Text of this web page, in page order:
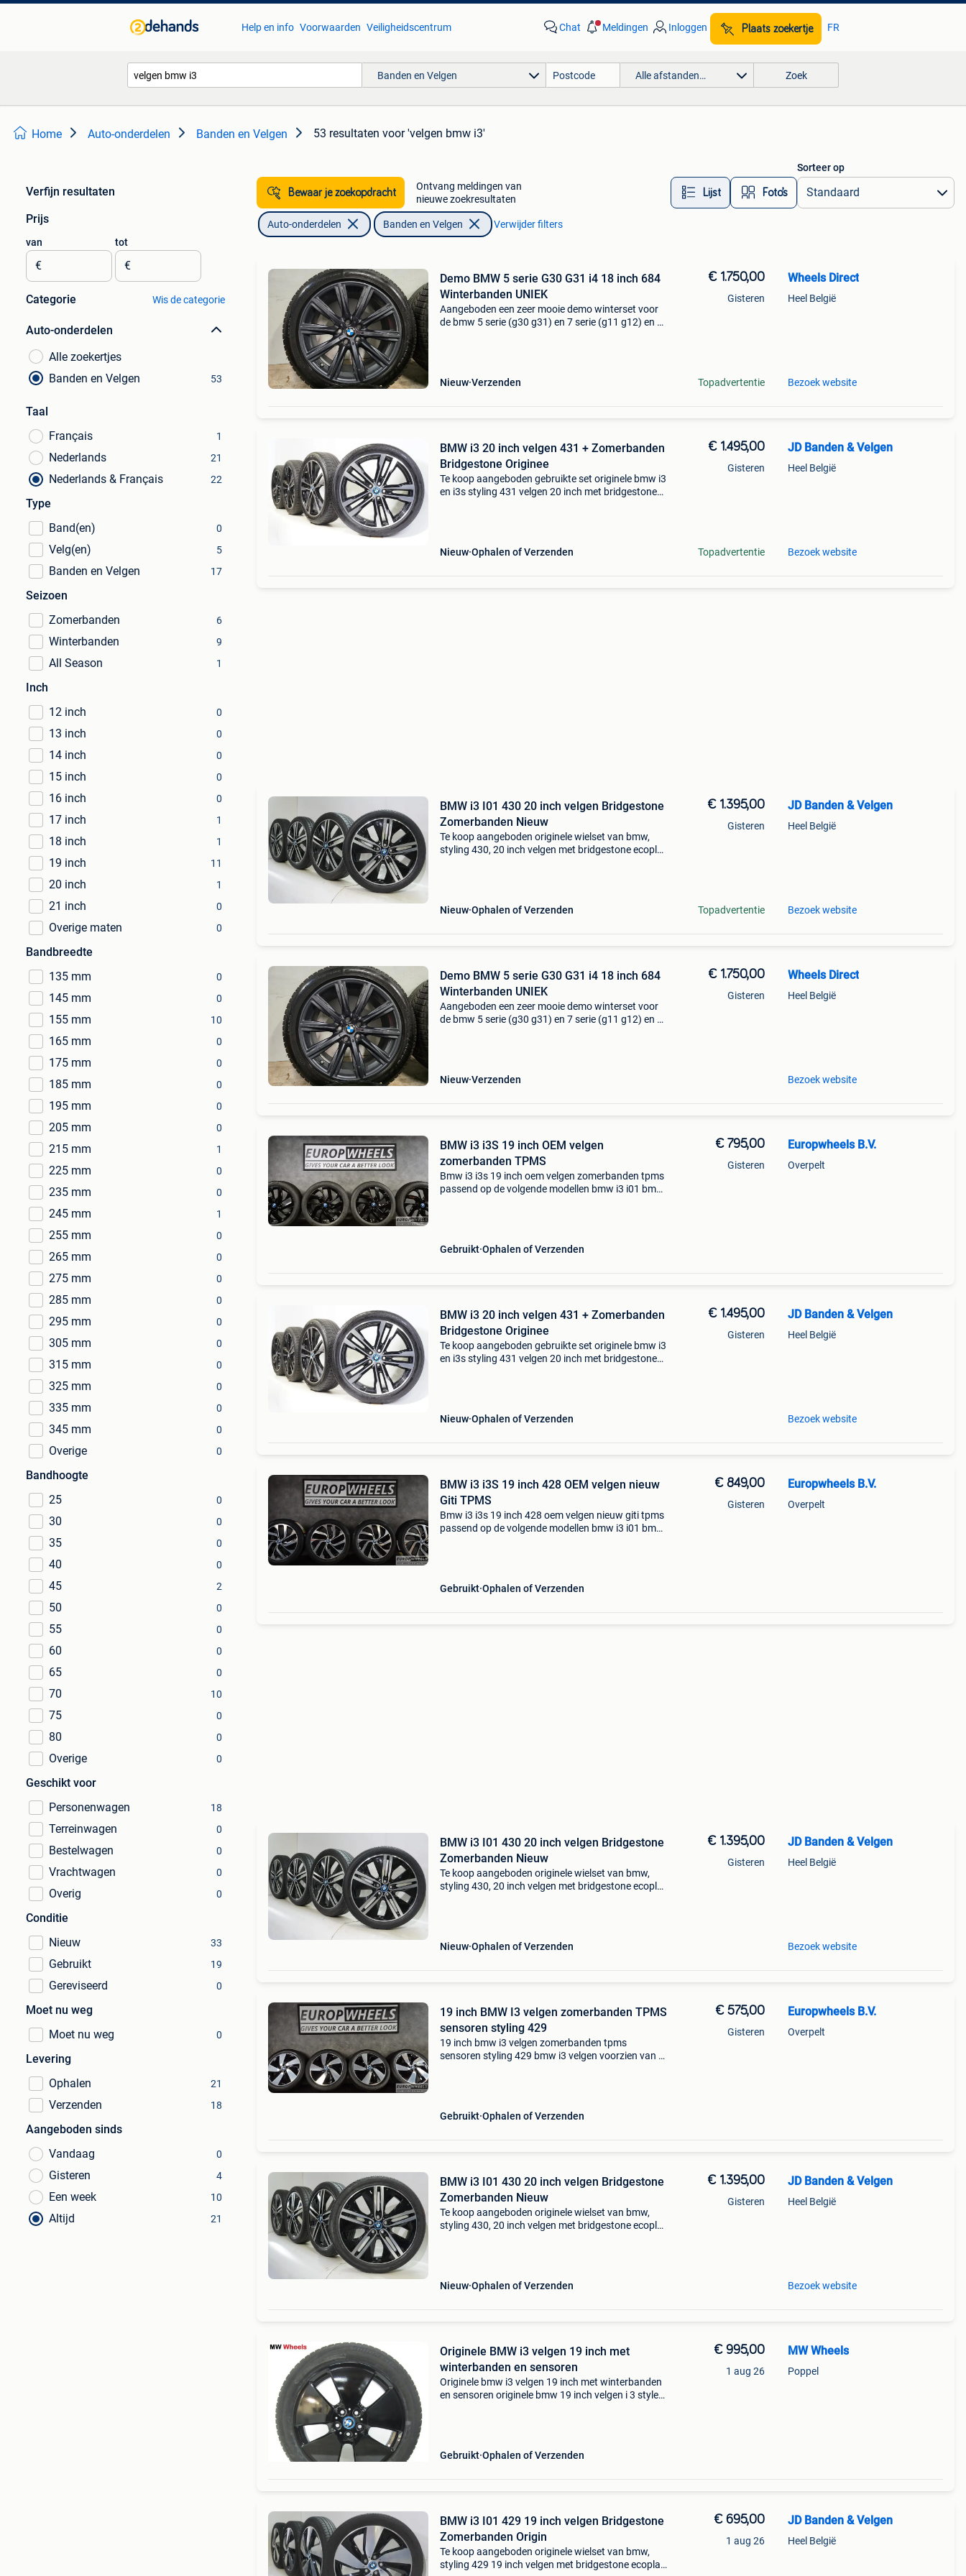
Help en info Voorwaarden Veiligheidscentrum Chat Meldingen Inloggen Plaats zoekertje FR
Banden en Velgen Alle afstanden… Zoek
Home Auto-onderdelen Banden en Velgen 53 resultaten voor 'velgen bmw i3'
Verfijn resultaten
Prijs
van
€
tot
€
Categorie Wis de categorie
Auto-onderdelen
Alle zoekertjes
Banden en Velgen
53
Taal
Français
1
Nederlands 21
Nederlands & Français 22
Type
Band(en)
0
Velg(en) 5
Banden en Velgen 17
Seizoen
Zomerbanden
6
Winterbanden 9
All Season 1
Inch
12 inch
0
13 inch 0
14 inch 0
15 inch 0
16 inch 0
17 inch 1
18 inch 1
19 inch 11
20 inch 1
21 inch 0
Overige maten 0
Bandbreedte
135 mm
0
145 mm 0
155 mm 10
165 mm 0
175 mm 0
185 mm 0
195 mm 0
205 mm 0
215 mm 1
225 mm 0
235 mm 0
245 mm 1
255 mm 0
265 mm 0
275 mm 0
285 mm 0
295 mm 0
305 mm 0
315 mm 0
325 mm 0
335 mm 0
345 mm 0
Overige 0
Bandhoogte
25
0
30 0
35 0
40 0
45 2
50 0
55 0
60 0
65 0
70 10
75 0
80 0
Overige 0
Geschikt voor
Personenwagen
18
Terreinwagen 0
Bestelwagen 0
Vrachtwagen 0
Overig 0
Conditie
Nieuw
33
Gebruikt 19
Gereviseerd 0
Moet nu weg
Moet nu weg
0
Levering
Ophalen
21
Verzenden 18
Aangeboden sinds
Vandaag
0
Gisteren 4
Een week 10
Altijd 21
Bewaar je zoekopdracht
Ontvang meldingen van
nieuwe zoekresultaten
Lijst Foto’s
Sorteer op
Auto-onderdelen Banden en Velgen Verwijder filters
Demo BMW 5 serie G30 G31 i4 18 inch 684
Winterbanden UNIEK
Aangeboden een zeer mooie demo winterset voor
de bmw 5 serie (g30 g31) en 7 serie (g11 g12) en de
Nieuw Verzenden
€ 1.750,00
Gisteren
Topadvertentie
Wheels Direct
Heel België
Bezoek website
BMW i3 20 inch velgen 431 + Zomerbanden
Bridgestone Originee
Te koop aangeboden gebruikte set originele bmw i3
en i3s styling 431 velgen 20 inch met bridgestone
Nieuw Ophalen of Verzenden
€ 1.495,00
Gisteren
Topadvertentie
JD Banden & Velgen
Heel België
Bezoek website
BMW i3 I01 430 20 inch velgen Bridgestone
Zomerbanden Nieuw
Te koop aangeboden originele wielset van bmw,
styling 430, 20 inch velgen met bridgestone ecopla
Nieuw Ophalen of Verzenden
€ 1.395,00
Gisteren
Topadvertentie
JD Banden & Velgen
Heel België
Bezoek website
Demo BMW 5 serie G30 G31 i4 18 inch 684
Winterbanden UNIEK
Aangeboden een zeer mooie demo winterset voor
de bmw 5 serie (g30 g31) en 7 serie (g11 g12) en de
Nieuw Verzenden
€ 1.750,00
Gisteren
Wheels Direct
Heel België
Bezoek website
BMW i3 i3S 19 inch OEM velgen
zomerbanden TPMS
Bmw i3 i3s 19 inch oem velgen zomerbanden tpms
passend op de volgende modellen bmw i3 i01 bmw
Gebruikt Ophalen of Verzenden
€ 795,00
Gisteren
Europwheels B.V.
Overpelt
BMW i3 20 inch velgen 431 + Zomerbanden
Bridgestone Originee
Te koop aangeboden gebruikte set originele bmw i3
en i3s styling 431 velgen 20 inch met bridgestone
Nieuw Ophalen of Verzenden
€ 1.495,00
Gisteren
JD Banden & Velgen
Heel België
Bezoek website
BMW i3 i3S 19 inch 428 OEM velgen nieuw
Giti TPMS
Bmw i3 i3s 19 inch 428 oem velgen nieuw giti tpms
passend op de volgende modellen bmw i3 i01 bmw
Gebruikt Ophalen of Verzenden
€ 849,00
Gisteren
Europwheels B.V.
Overpelt
BMW i3 I01 430 20 inch velgen Bridgestone
Zomerbanden Nieuw
Te koop aangeboden originele wielset van bmw,
styling 430, 20 inch velgen met bridgestone ecopla
Nieuw Ophalen of Verzenden
€ 1.395,00
Gisteren
JD Banden & Velgen
Heel België
Bezoek website
19 inch BMW I3 velgen zomerbanden TPMS
sensoren styling 429
19 inch bmw i3 velgen zomerbanden tpms
sensoren styling 429 bmw i3 velgen voorzien van a
Gebruikt Ophalen of Verzenden
€ 575,00
Gisteren
Europwheels B.V.
Overpelt
BMW i3 I01 430 20 inch velgen Bridgestone
Zomerbanden Nieuw
Te koop aangeboden originele wielset van bmw,
styling 430, 20 inch velgen met bridgestone ecopla
Nieuw Ophalen of Verzenden
€ 1.395,00
Gisteren
JD Banden & Velgen
Heel België
Bezoek website
Originele BMW i3 velgen 19 inch met
winterbanden en sensoren
Originele bmw i3 velgen 19 inch met winterbanden
en sensoren originele bmw 19 inch velgen i 3 style
Gebruikt Ophalen of Verzenden
€ 995,00
1 aug 26
MW Wheels
Poppel
BMW i3 I01 429 19 inch velgen Bridgestone
Zomerbanden Origin
Te koop aangeboden originele wielset van bmw,
styling 429 19 inch velgen met bridgestone ecopla
€ 695,00
1 aug 26
JD Banden & Velgen
Heel België